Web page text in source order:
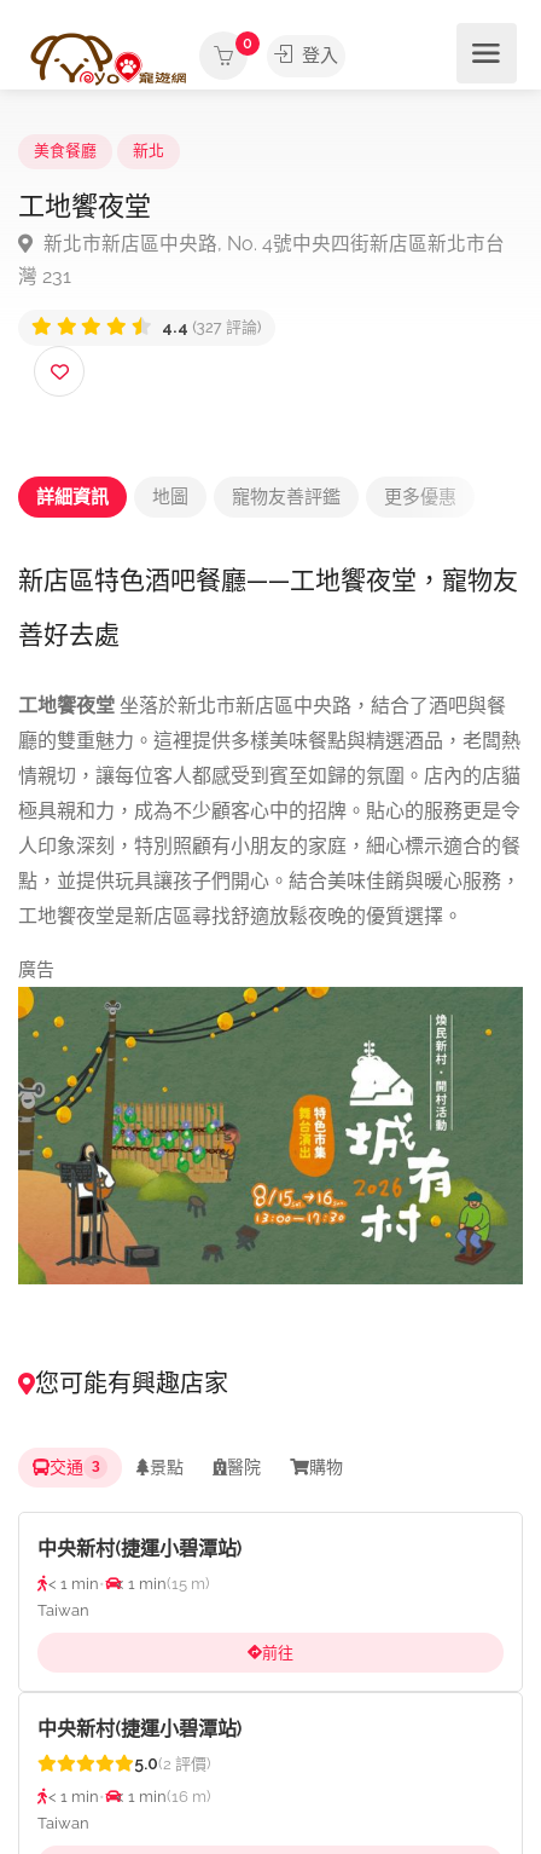
0
登入
美食餐廳 新北
工地饗夜堂
詳細資訊 地圖 寵物友善評鑑 更多優惠
新店區特色酒吧餐廳——工地饗夜堂，寵物友
善好去處
工地饗夜堂 坐落於新北市新店區中央路，結合了酒吧與餐
廳的雙重魅力。這裡提供多樣美味餐點與精選酒品，老闆熱
情親切，讓每位客人都感受到賓至如歸的氛圍。店內的店貓
極具親和力，成為不少顧客心中的招牌。貼心的服務更是令
人印象深刻，特別照顧有小朋友的家庭，細心標示適合的餐
點，並提供玩具讓孩子們開心。結合美味佳餚與暖心服務，
工地饗夜堂是新店區尋找舒適放鬆夜晚的優質選擇。
廣告
您可能有興趣店家
交通 3 景點 醫院 購物
中央新村(捷運小碧潭站)
< 1 min• < 1 min(15 m)
Taiwan
前往
中央新村(捷運小碧潭站)
5.0(2 評價)
< 1 min• < 1 min(16 m)
Taiwan